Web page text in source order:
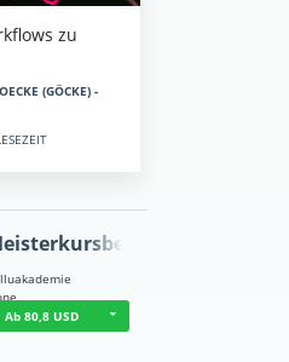
zu
(GÖCKE) -
Ab 80,8 USD